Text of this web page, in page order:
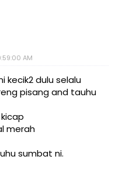
AM
kecik2 dulu selalu
pisang and tauhu
merah
sumbat ni.